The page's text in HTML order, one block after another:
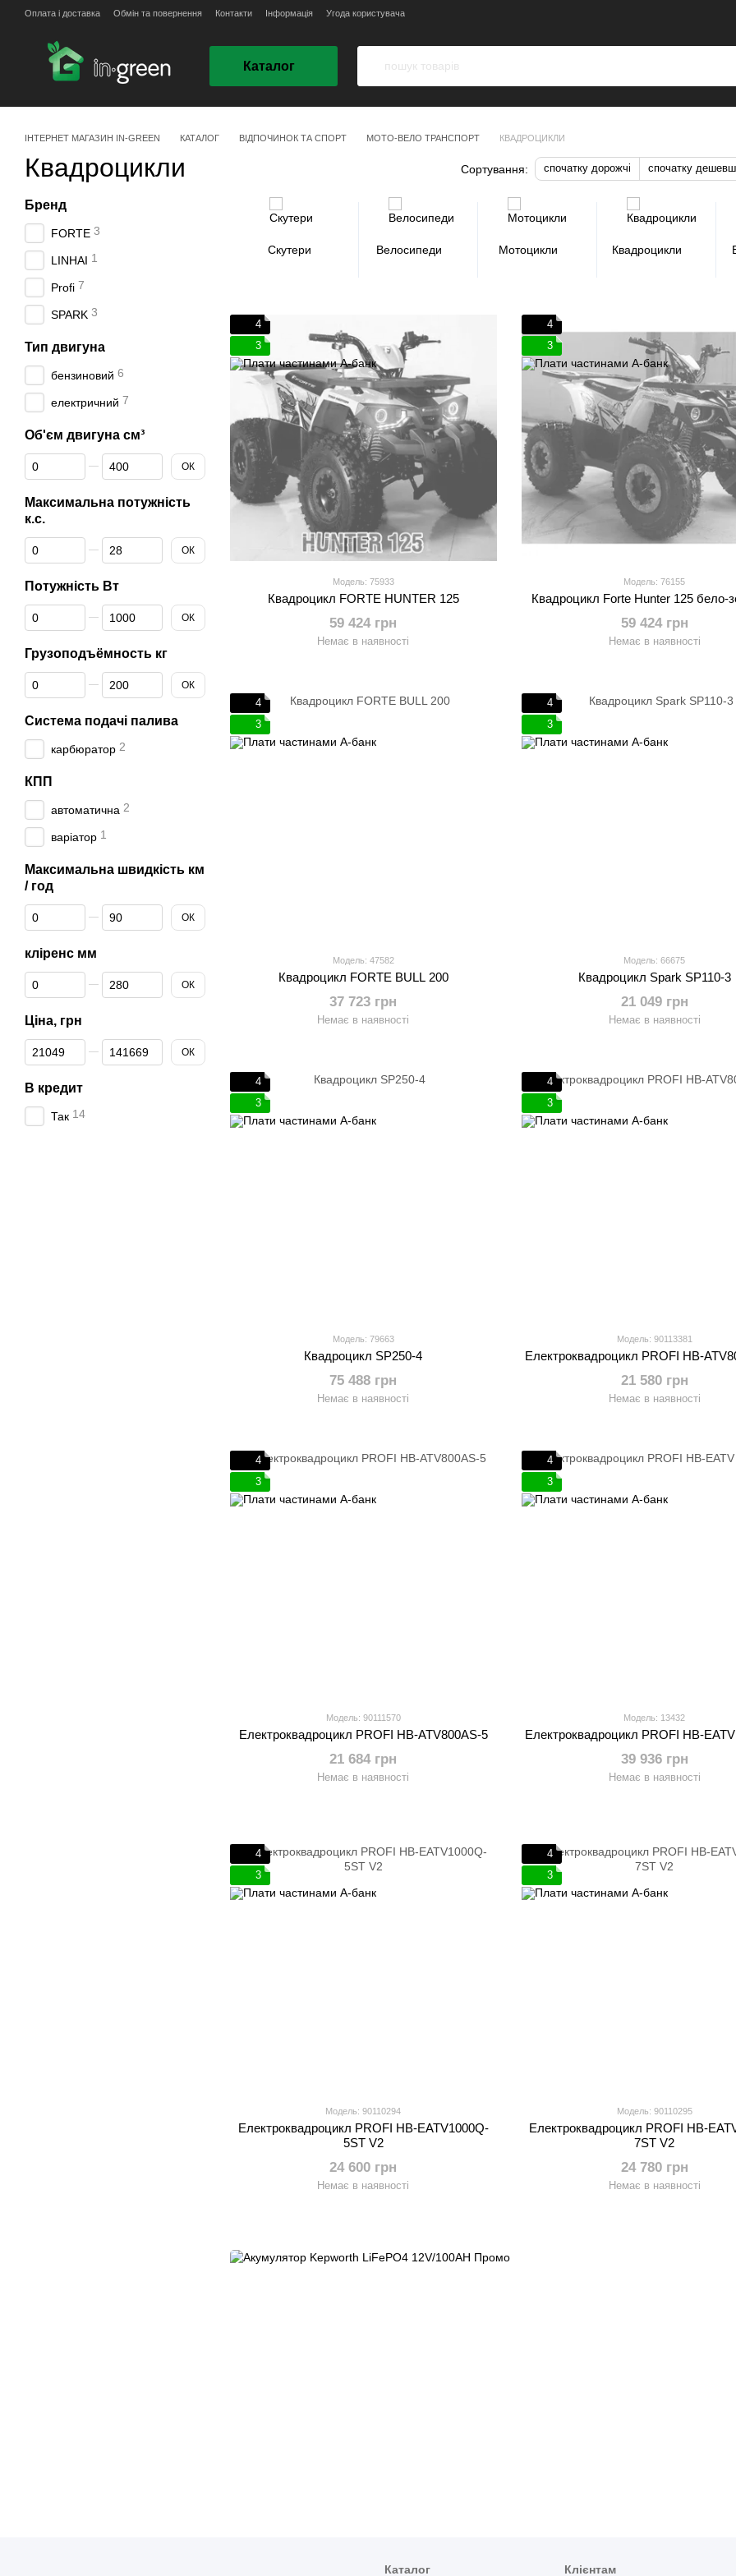
Перейти до основного контенту
Оплата і доставка Обмін та повернення Контакти Інформація Угода користувача
Каталог
ІНТЕРНЕТ МАГАЗИН IN-GREEN КАТАЛОГ ВІДПОЧИНОК ТА СПОРТ МОТО-ВЕЛО ТРАНСПОРТ КВАДРОЦИКЛИ
Квадроцикли Сортування: спочатку дорожчі спочатку
Скутери Велосипеди Мотоцикли Квадроцикли
4
3
Модель: 75933
Квадроцикл FORTE HUNTER 125
59 424 грн
Немає в наявності
4
3
Модель: 76155
Квадроцикл Forte Hunter 125 бело-
59 424 грн
Немає в наявності
4
3
Модель: 47582
Квадроцикл FORTE BULL 200
37 723 грн
Немає в наявності
4
3
Модель: 66675
Квадроцикл Spark SP110-3
21 049 грн
Немає в наявності
4
3
Модель: 79663
Квадроцикл SP250-4
75 488 грн
Немає в наявності
4
3
Модель: 90113381
Електроквадроцикл PROFI HB-
21 580 грн
Немає в наявності
4
3
Модель: 90111570
Електроквадроцикл PROFI HB-ATV800AS-5
21 684 грн
Немає в наявності
4
3
Модель: 13432
Електроквадроцикл PROFI HB-
39 936 грн
Немає в наявності
4
3
Модель: 90110294
Електроквадроцикл PROFI HB-EATV1000Q-
5ST V2
24 600 грн
Немає в наявності
4
3
Модель: 90110295
Електроквадроцикл PROFI HB-
7ST V2
24 780 грн
Немає в наявності
Бренд
FORTE 3
LINHAI 1
Profi 7
SPARK 3
Тип двигуна
бензиновий 6
електричний 7
Об'єм двигуна см³
Від Об'єм двигуна см³
До Об'єм двигуна см³ ОК
Максимальна потужність
к.с.
Від Максимальна потужність к.с.
До Максимальна потужність к.с.
ОК
Потужність Вт
Від Потужність Вт
До Потужність Вт ОК
Грузоподъёмность кг
Від Грузоподъёмность кг
До Грузоподъёмность кг ОК
Система подачі палива
карбюратор 2
КПП
автоматична 2
варіатор 1
Максимальна швидкість км
/ год
Від Максимальна швидкість км / год
До Максимальна швидкість км / год
ОК
кліренс мм
Від кліренс мм
До кліренс мм ОК
Ціна, грн
Від Ціна, грн
До Ціна, грн ОК
В кредит
Так 14
Каталог Клієнтам